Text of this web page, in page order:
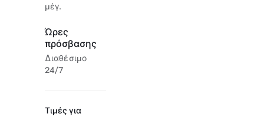
μέγ.
Ώρες
πρόσβασης
Διαθέσιμο
24/7
Τιμές για